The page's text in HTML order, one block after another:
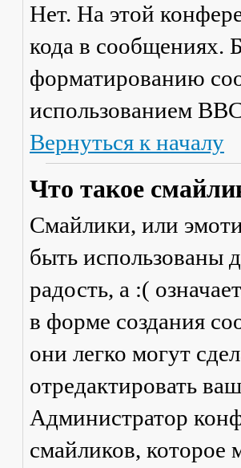
Нет. На этой
кода в сообщениях.
форматированию
использованием
Вернуться к началу
Что такое
Смайлики, или
быть использованы
радость, а :(
в форме создания
они легко могут
отредактировать
Администратор
смайликов, которое